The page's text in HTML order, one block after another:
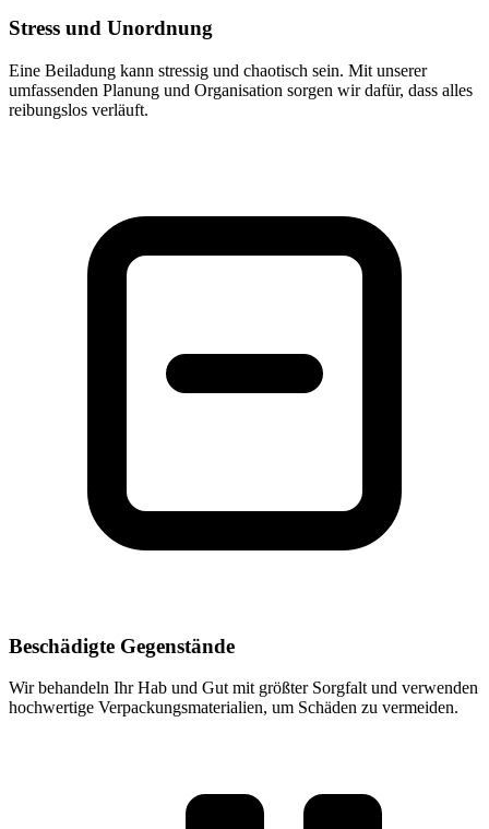
Stress und Unordnung
Eine Beiladung kann stressig und chaotisch sein. Mit unserer
umfassenden Planung und Organisation sorgen wir dafür, dass alles
reibungslos verläuft.
Beschädigte Gegenstände
Wir behandeln Ihr Hab und Gut mit größter Sorgfalt und verwenden
hochwertige Verpackungsmaterialien, um Schäden zu vermeiden.